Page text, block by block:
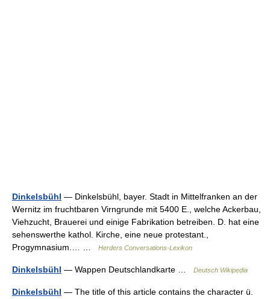
Dinkelsbühl — Dinkelsbühl, bayer. Stadt in Mittelfranken an der
Wernitz im fruchtbaren Virngrunde mit 5400 E., welche Ackerbau,
Viehzucht, Brauerei und einige Fabrikation betreiben. D. hat eine
sehenswerthe kathol. Kirche, eine neue protestant.,
Progymnasium.… …
Herders Conversations-Lexikon
Dinkelsbühl — Wappen Deutschlandkarte … Deutsch Wikipedia
Dinkelsbühl — The title of this article contains the character ü.